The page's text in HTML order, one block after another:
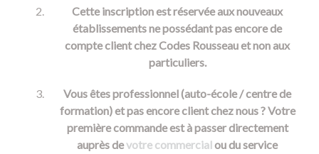
Cette inscription est réservée aux nouveaux
établissements ne possédant pas encore de
compte client chez Codes Rousseau et non aux
particuliers.
Vous êtes professionnel (auto-école / centre de
formation) et pas encore client chez nous ? Votre
première commande est à passer directement
auprès devotre commercialou du service